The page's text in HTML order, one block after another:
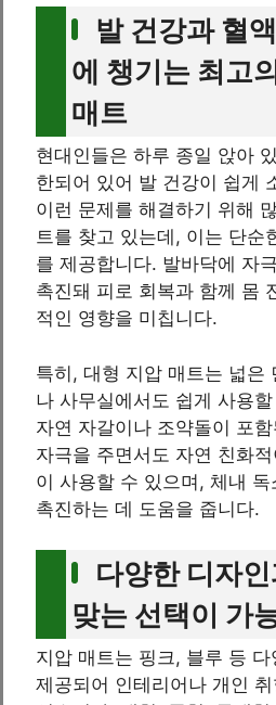
발 건강과 혈
에 챙기는 최고
매트
현대인들은 하루 종일 앉아
한되어 있어 발 건강이 쉽게
이런 문제를 해결하기 위해
트를 찾고 있는데, 이는 단순
를 제공합니다. 발바닥에 자
촉진돼 피로 회복과 함께 몸
적인 영향을 미칩니다.
특히, 대형 지압 매트는 넓은
나 사무실에서도 쉽게 사용
자연 자갈이나 조약돌이 포
자극을 주면서도 자연 친화
이 사용할 수 있으며, 체내
촉진하는 데 도움을 줍니다.
다양한 디자인
맞는 선택이 가
지압 매트는 핑크, 블루 등
제공되어 인테리어나 개인